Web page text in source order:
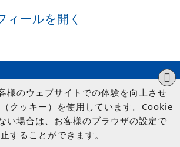
ィールを開く
様のウェブサイトでの体験を向上させ
クッキー）を使用しています。Cookie
い場合は、お客様のブラウザの設定で
することができます。